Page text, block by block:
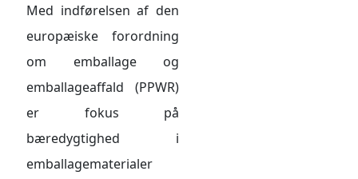
Med indførelsen af ​​den
europæiske forordning
om emballage og
emballageaffald (PPWR)
er fokus på
bæredygtighed i
emballagematerialer